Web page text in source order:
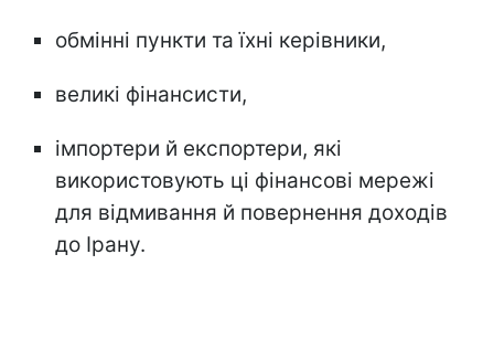
обмінні пункти та їхні керівники,
великі фінансисти,
імпортери й експортери, які
використовують ці фінансові мережі
для відмивання й повернення доходів
до Ірану.